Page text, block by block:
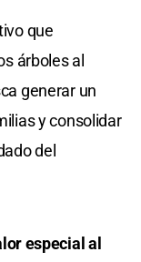
que
árboles al
generar un
y consolidar
del
especial al